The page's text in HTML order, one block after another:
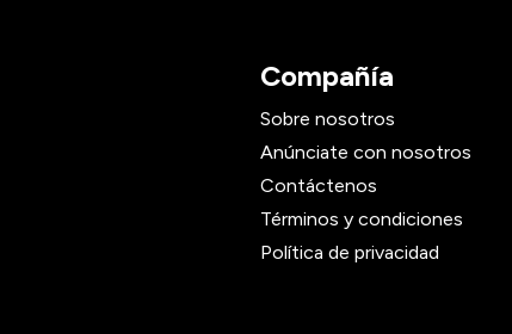
Compañía
Sobre nosotros
Anúnciate con nosotros
Contáctenos
Términos y condiciones
Política de privacidad